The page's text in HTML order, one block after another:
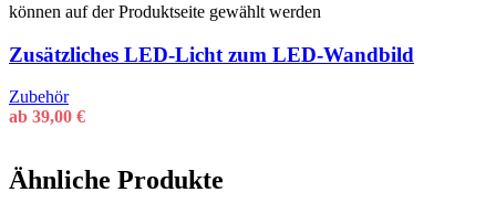
können auf der Produktseite gewählt werden
Zusätzliches LED-Licht zum LED-Wandbild
Zubehör
ab 39,00 €
Ähnliche Produkte